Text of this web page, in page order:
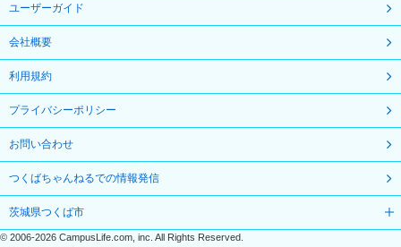
ユーザーガイド
会社概要
利用規約
プライバシーポリシー
お問い合わせ
つくばちゃんねるでの情報発信
茨城県つくば市
© 2006-2026 CampusLife.com, inc. All Rights Reserved